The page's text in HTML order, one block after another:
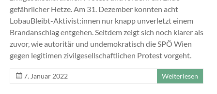
gefährlicher Hetze. Am 31. Dezember konnten acht
LobauBleibt-Aktivist:innen nur knapp unverletzt einem
Brandanschlag entgehen. Seitdem zeigt sich noch klarer als
zuvor, wie autoritär und undemokratisch die SPÖ Wien
gegen legitimen zivilgesellschaftlichen Protest vorgeht.
7. Januar 2022 Weiterlesen